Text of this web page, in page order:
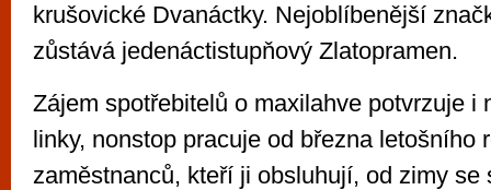
krušovické Dvanáctky. Nejoblíbenější
zůstává jedenáctistupňový Zlatopramen.
Zájem spotřebitelů o maxilahve potvrzuje i
linky, nonstop pracuje od března letošního
zaměstnanců, kteří ji obsluhují, od zimy se